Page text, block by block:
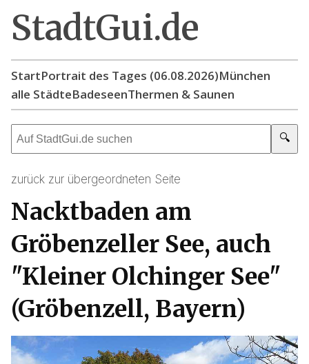
StadtGui.de
StartPortrait des Tages (06.08.2026)München
alle StädteBadeseenThermen & Saunen
🔍
zurück zur übergeordneten Seite
Nacktbaden am
Gröbenzeller See, auch
"Kleiner Olchinger See"
(Gröbenzell, Bayern)